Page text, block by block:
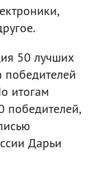
50 лучших
победителей
итогам
победителей,
Дарьи